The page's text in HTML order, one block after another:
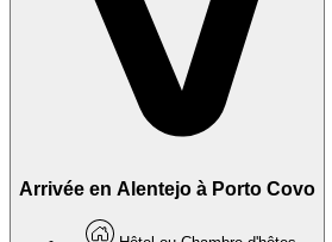
Arrivée en Alentejo à Porto Covo